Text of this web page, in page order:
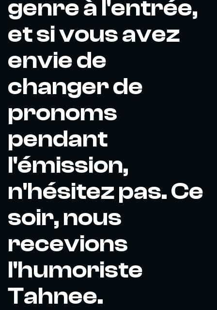
genre à l'entrée,
et si vous avez
envie de
changer de
pronoms
pendant
l'émission,
n'hésitez pas. Ce
soir, nous
recevions
l'humoriste
Tahnee.